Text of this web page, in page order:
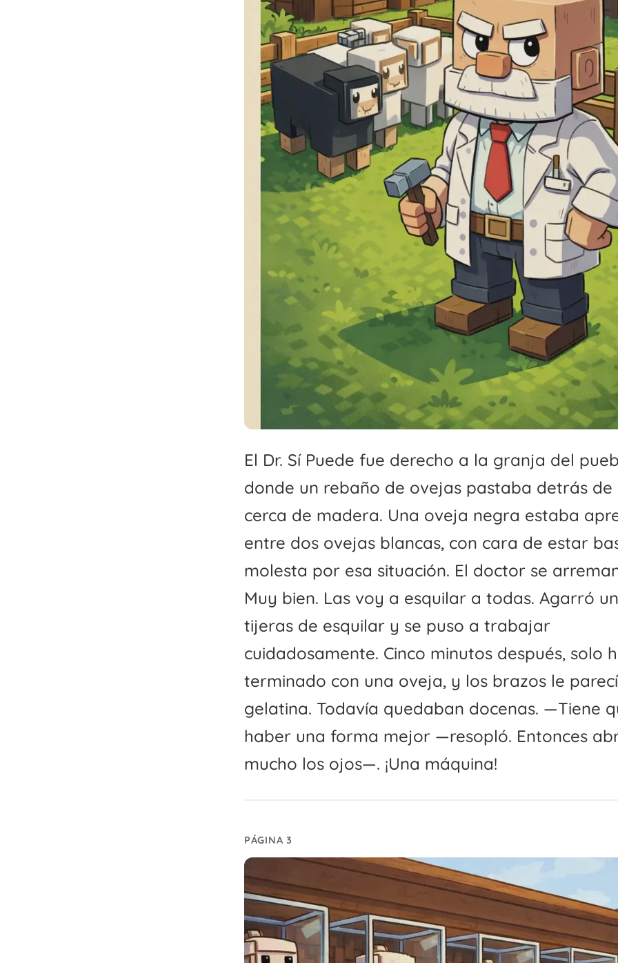
El Dr. Sí Puede fue derecho a la granja del
donde un rebaño de ovejas pastaba detrás de
cerca de madera. Una oveja negra estaba
entre dos ovejas blancas, con cara de estar
molesta por esa situación. El doctor se
Muy bien. Las voy a esquilar a todas. Agarró
tijeras de esquilar y se puso a trabajar
cuidadosamente. Cinco minutos después, solo
terminado con una oveja, y los brazos le
gelatina. Todavía quedaban docenas. —Tiene
haber una forma mejor —resopló. Entonces
mucho los ojos—. ¡Una máquina!
PÁGINA 3